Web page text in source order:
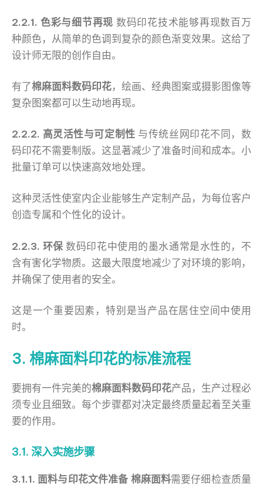
2.2.1. 色彩与细节再现 数码印花技术能够再现数百万
种颜色，从简单的色调到复杂的颜色渐变效果。这给了
设计师无限的创作自由。
有了棉麻面料数码印花，绘画、经典图案或摄影图像等
复杂图案都可以生动地再现。
2.2.2. 高灵活性与可定制性 与传统丝网印花不同，数
码印花不需要制版。这显著减少了准备时间和成本。小
批量订单可以快速高效地处理。
这种灵活性使室内企业能够生产定制产品，为每位客户
创造专属和个性化的设计。
2.2.3. 环保 数码印花中使用的墨水通常是水性的，不
含有害化学物质。这最大限度地减少了对环境的影响，
并确保了使用者的安全。
这是一个重要因素，特别是当产品在居住空间中使用
时。
3. 棉麻面料印花的标准流程
要拥有一件完美的棉麻面料数码印花产品，生产过程必
须专业且细致。每个步骤都对决定最终质量起着至关重
要的作用。
3.1. 深入实施步骤
3.1.1. 面料与印花文件准备 棉麻面料需要仔细检查质量